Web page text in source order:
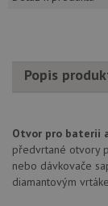
Popis
Otvor pro baterii
předvrtané otvory
nebo dávkovače
diamantovým